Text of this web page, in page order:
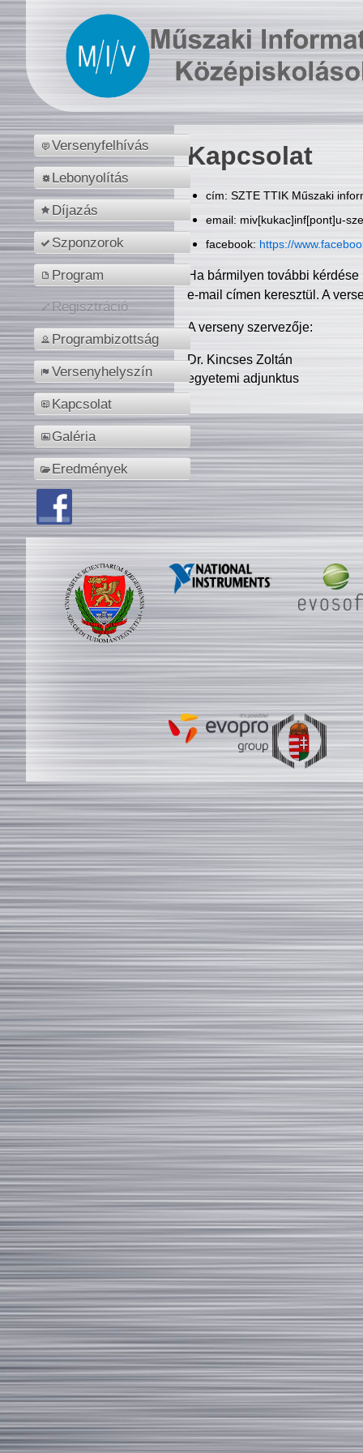
Versenyfelhívás
Lebonyolítás
Díjazás
Szponzorok
Program
Regisztráció
Programbizottság
Versenyhelyszín
Kapcsolat
Galéria
Eredmények
Kapcsolat
cím: SZTE TTIK Műszaki
email: miv[kukac]inf[pont]u-
facebook: https://
Ha bármilyen további
e-mail címen keresztül. A
A verseny szervezője:
Dr. Kincses Zoltán
egyetemi adjunktus